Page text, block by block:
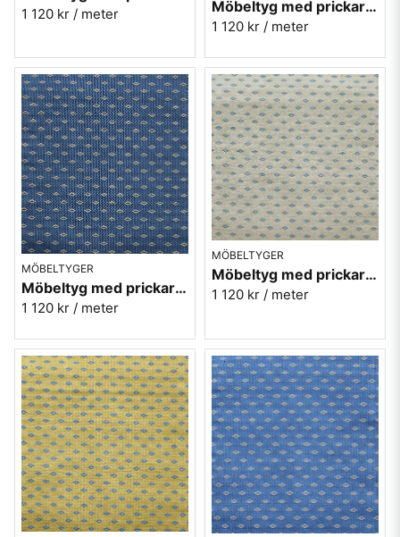
1 120 kr / meter Möbeltyg med prickar - Orion nr.31 lröd
1 120 kr / meter
MÖBELTYGER
Möbeltyg med prickar - Orion nr.52 blå
1 120 kr / meter
MÖBELTYGER
Möbeltyg med prickar - Orion nr.05 ljusbeige
1 120 kr / meter